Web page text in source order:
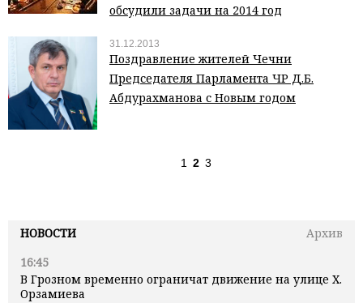
НОВОСТИ
Архив
16:45
В Грозном временно ограничат движение на улице Х.
Орзамиева
обсудили задачи на 2014 год
31.12.2013
Поздравление жителей Чечни
Председателя Парламента ЧР Д.Б.
Абдурахманова с Новым годом
1 2 3